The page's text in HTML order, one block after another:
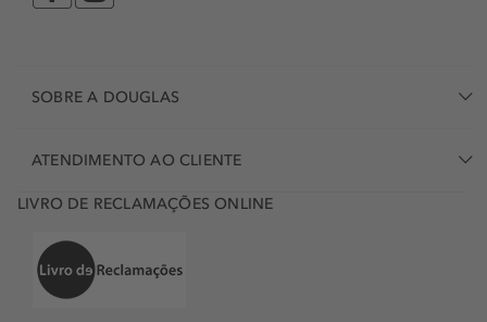
SOBRE A DOUGLAS
ATENDIMENTO AO CLIENTE
LIVRO DE RECLAMAÇÕES ONLINE